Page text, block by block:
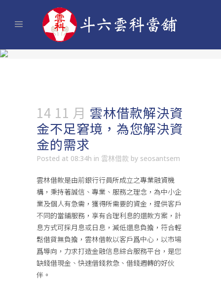
14 11 月 雲林借款解決資
金不足窘境，為您解決資
金的需求
Posted at 08:34h in 雲林借款 by seosantsem
雲林借款是由前銀行行員所成立之專業融資機
構，秉持著誠信、專業、服務之理念，為中小企
業及個人有急需，獲得所需要的資金，提供客戶
不同的當鋪服務，享有合理利息的還款方案，計
息方式可採月息或日息，減低還息負擔，符合輕
鬆借貸無負擔，雲林借款以客戶爲中心，以市場
爲導向，力求打造金融信息綜合服務平台，是您
缺錢借現金、快速借錢救急、借錢週轉的好伙
伴。